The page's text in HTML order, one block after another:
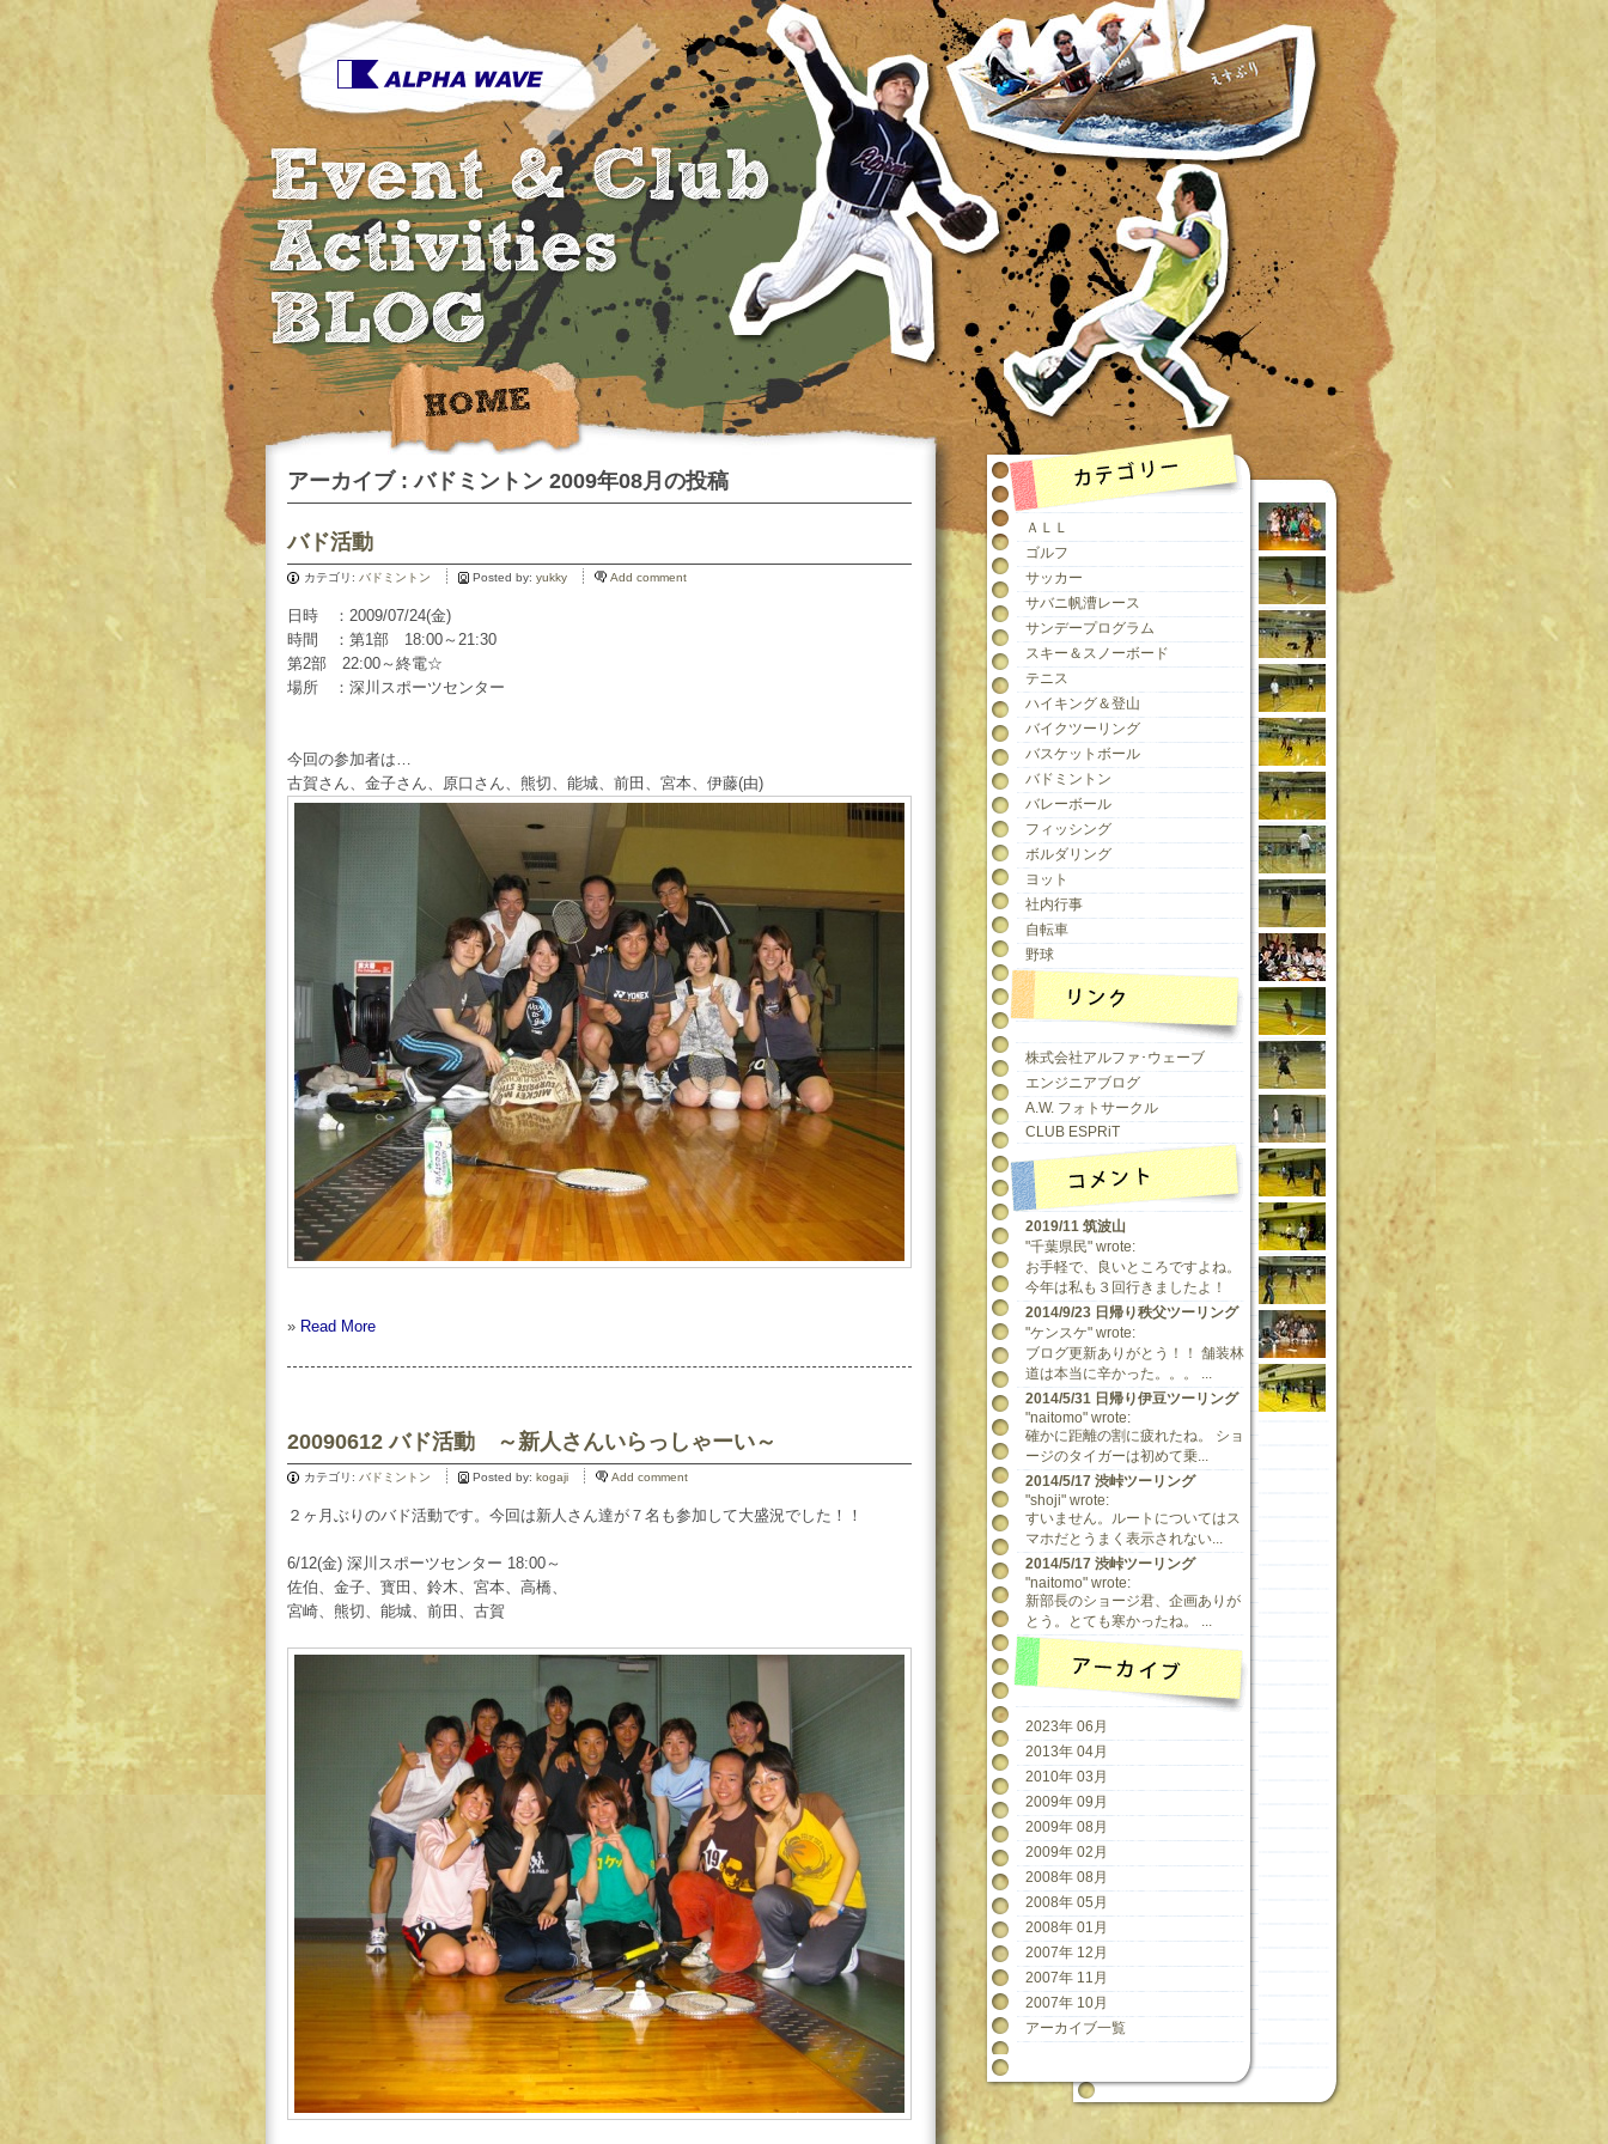
アーカイブ : バドミントン 2009年08月の投稿
バド活動
カテゴリ: バドミントン Posted by: yukky Add comment
日時 ：2009/07/24(金)
時間 ：第1部 18:00～21:30
第2部 22:00～終電☆
場所 ：深川スポーツセンター
今回の参加者は…
古賀さん、金子さん、原口さん、熊切、能城、前田、宮本、伊藤(由)
» Read More
20090612 バド活動 ～新人さんいらっしゃーい～
カテゴリ: バドミントン Posted by: kogaji Add comment
２ヶ月ぶりのバド活動です。今回は新人さん達が７名も参加して大盛況でした！！
6/12(金) 深川スポーツセンター 18:00～
佐伯、金子、寳田、鈴木、宮本、高橋、
宮崎、熊切、能城、前田、古賀
ＡＬＬ
ゴルフ
サッカー
サバニ帆漕レース
サンデープログラム
スキー＆スノーボード
テニス
ハイキング＆登山
バイクツーリング
バスケットボール
バドミントン
バレーボール
フィッシング
ボルダリング
ヨット
社内行事
自転車
野球
株式会社アルファ･ウェーブ
エンジニアブログ
A.W. フォトサークル
CLUB ESPRiT
2019/11 筑波山
"千葉県民" wrote:
お手軽で、良いところですよね。
今年は私も３回行きましたよ！
2014/9/23 日帰り秩父ツーリング
"ケンスケ" wrote:
ブログ更新ありがとう！！ 舗装林
道は本当に辛かった。。。 ...
2014/5/31 日帰り伊豆ツーリング
"naitomo" wrote:
確かに距離の割に疲れたね。 ショ
ージのタイガーは初めて乗...
2014/5/17 渋峠ツーリング
"shoji" wrote:
すいません。ルートについてはス
マホだとうまく表示されない...
2014/5/17 渋峠ツーリング
"naitomo" wrote:
新部長のショージ君、企画ありが
とう。とても寒かったね。 ...
2023年 06月
2013年 04月
2010年 03月
2009年 09月
2009年 08月
2009年 02月
2008年 08月
2008年 05月
2008年 01月
2007年 12月
2007年 11月
2007年 10月
アーカイブ一覧